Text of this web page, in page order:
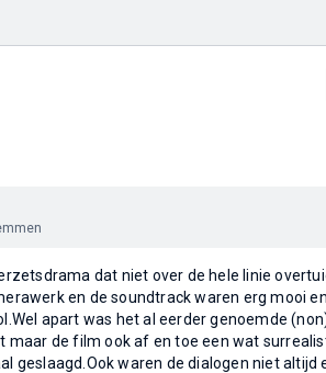
dat niet over de hele linie
en de soundtrack waren erg mooi
apart was het al eerder genoemde
maar de film ook af en toe een wat
geslaagd.Ook waren de dialogen niet